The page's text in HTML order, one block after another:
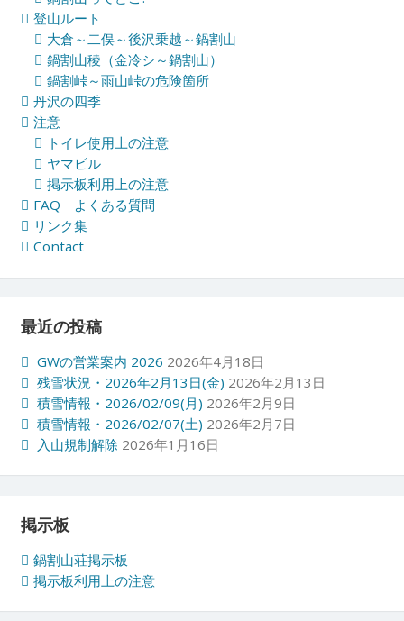
登山ルート
大倉～二俣～後沢乗越～鍋割山
鍋割山稜（金冷シ～鍋割山）
鍋割峠～雨山峠の危険箇所
丹沢の四季
注意
トイレ使用上の注意
ヤマビル
掲示板利用上の注意
FAQ よくある質問
リンク集
Contact
最近の投稿
GWの営業案内 2026 2026年4月18日
残雪状況・2026年2月13日(金) 2026年2月13日
積雪情報・2026/02/09(月) 2026年2月9日
積雪情報・2026/02/07(土) 2026年2月7日
入山規制解除 2026年1月16日
掲示板
鍋割山荘掲示板
掲示板利用上の注意